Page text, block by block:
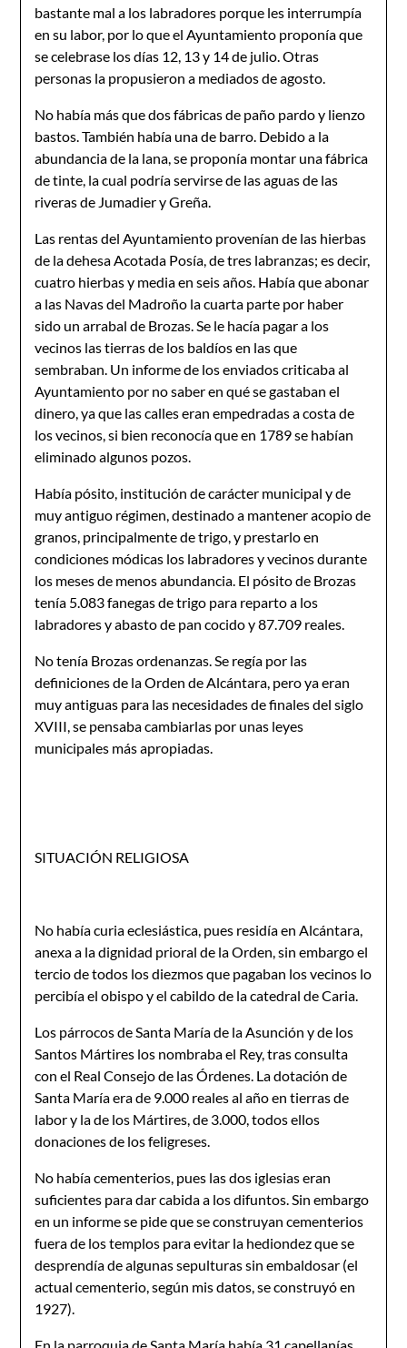
bastante mal a los labradores porque les interrum­pía
en su labor, por lo que el Ayuntamiento proponía que
se celebra­se los días 12, 13 y 14 de julio. Otras
personas la propusieron a mediados de agosto.
No había más que dos fábricas de paño pardo y lienzo
bastos. También había una de barro. Debido a la
abundancia de la lana, se proponía montar una fábrica
de tinte, la cual podría servirse de las aguas de las
riveras de Jumadier y Greña.
Las rentas del Ayuntamiento provenían de las hierbas
de la dehesa Acotada Posía, de tres labranzas; es decir,
cuatro hier­bas y media en seis años. Había que abonar
a las Navas del Ma­droño la cuarta parte por haber
sido un arrabal de Brozas. Se le hacía pagar a los
vecinos las tierras de los baldíos en las que
sembraban. Un informe de los enviados criticaba al
Ayunta­miento por no saber en qué se gastaban el
dinero, ya que las calles eran empedradas a costa de
los vecinos, si bien recono­cía que en 1789 se habían
eliminado algunos pozos.
Había pósito, institución de carácter municipal y de
muy antiguo régimen, destinado a mantener acopio de
granos, prin­cipalmente de trigo, y prestarlo en
condiciones módicas los labradores y vecinos durante
los meses de menos abundancia. El pósito de Brozas
tenía 5.083 fanegas de trigo para reparto a los
labradores y abasto de pan cocido y 87.709 reales.
No tenía Brozas ordenanzas. Se regía por las
definiciones de la Orden de Alcántara, pero ya eran
muy antiguas para las necesidades de finales del siglo
XVIII, se pensaba cambiar­las por unas leyes
municipales más apropiadas.
SITUACIÓN RELIGIOSA
No había curia eclesiástica, pues residía en Alcántara,
ane­xa a la dignidad prioral de la Orden, sin embargo el
tercio de to­dos los diezmos que pagaban los vecinos lo
percibía el obispo y el cabildo de la catedral de Caria.
Los párrocos de Santa María de la Asunción y de los
Santos Mártires los nombraba el Rey, tras consulta
con el Real Consejo de las Órdenes. La dotación de
Santa María era de 9.000 reales al año en tierras de
labor y la de los Mártires, de 3.000, todos ellos
donaciones de los feligreses.
No había cementerios, pues las dos iglesias eran
suficientes para dar cabida a los difuntos. Sin embargo
en un informe se pide que se construyan cementerios
fuera de los templos para evitar la hediondez que se
desprendía de algunas sepulturas sin embaldosar (el
actual cementerio, según mis datos, se construyó en
1927).